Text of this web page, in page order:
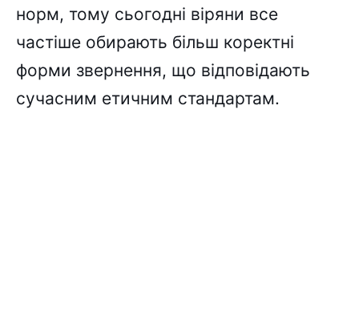
норм, тому сьогодні віряни все
частіше обирають більш коректні
форми звернення, що відповідають
сучасним етичним стандартам.